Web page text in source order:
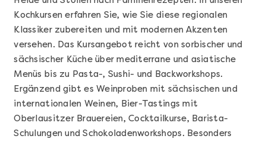
Mehr anzeigen
Sushi Basic Kurs Bonn
Kochkursen erfahren Sie, wie Sie diese regionalen
Klassiker zubereiten und mit modernen Akzenten
versehen. Das Kursangebot reicht von sorbischer und
sächsischer Küche über mediterrane und asiatische
Menüs bis zu Pasta-, Sushi- und Backworkshops.
Ergänzend gibt es Weinproben mit sächsischen und
internationalen Weinen, Bier-Tastings mit
Oberlausitzer Brauereien, Cocktailkurse, Barista-
Schulungen und Schokoladenworkshops. Besonders